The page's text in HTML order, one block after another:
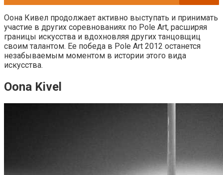
Оона Кивел продолжает активно выступать и принимать
участие в других соревнованиях по Pole Art, расширяя
границы искусства и вдохновляя других танцовщиц
своим талантом. Ее победа в Pole Art 2012 останется
незабываемым моментом в истории этого вида
искусства.
Oona Kivel